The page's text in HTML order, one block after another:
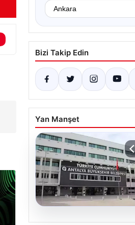
Bizi Takip Edin
Yan Manşet
06.08.2026